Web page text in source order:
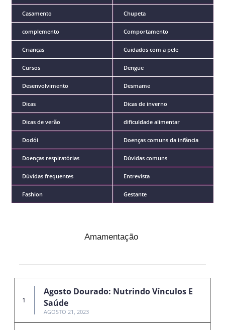
Casamento Chupeta
complemento Comportamento
Crianças Cuidados com a pele
Cursos Dengue
Desenvolvimento Desmame
Dicas Dicas de inverno
Dicas de verão dificuldade alimentar
Dodói Doenças comuns da infância
Doenças respiratórias Dúvidas comuns
Dúvidas frequentes Entrevista
Fashion Gestante
Amamentação
Agosto Dourado: Nutrindo Vínculos E
Saúde
AGOSTO 21, 2023